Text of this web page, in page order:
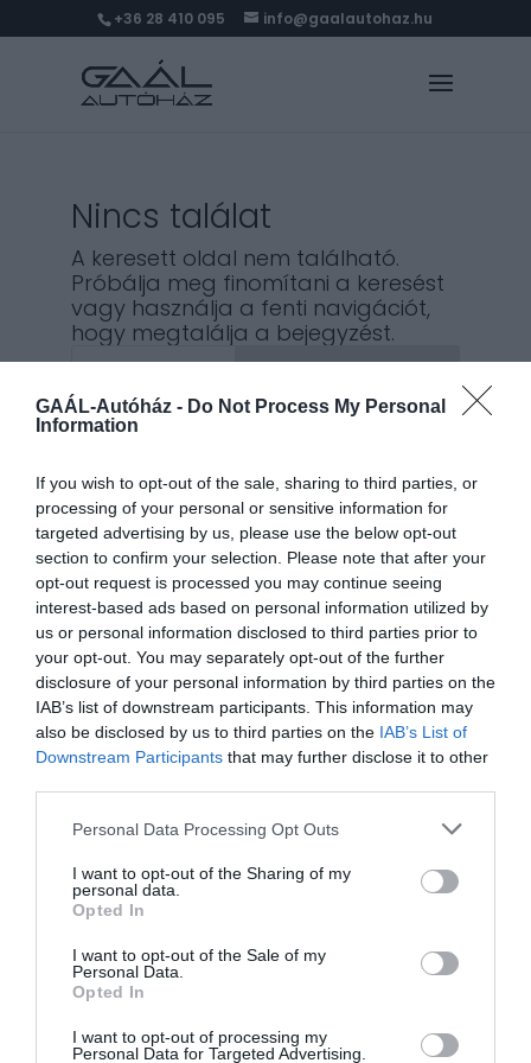
GAÁL-Autóház - Do Not Process My Personal
Information
If you wish to opt-out of the sale, sharing to third parties, or
processing of your personal or sensitive information for
targeted advertising by us, please use the below opt-out
section to confirm your selection. Please note that after your
opt-out request is processed you may continue seeing
interest-based ads based on personal information utilized by
us or personal information disclosed to third parties prior to
your opt-out. You may separately opt-out of the further
disclosure of your personal information by third parties on the
IAB’s list of downstream participants. This information may
also be disclosed by us to third parties on the IAB’s List of
Downstream Participants that may further disclose it to other
Personal Data Processing Opt Outs
I want to opt-out of the Sharing of my
personal data.
Opted In
I want to opt-out of the Sale of my
Personal Data.
Opted In
I want to opt-out of processing my
Personal Data for Targeted Advertising.
+36 28 410 095 info@gaalautohaz.hu
Nincs találat
A keresett oldal nem található.
Próbálja meg finomítani a keresést
vagy használja a fenti navigációt,
hogy megtalálja a bejegyzést.
Keresés
Legutóbbi bejegyzések
Legutóbbi hozzászólások
Nincs megjeleníthető bejegyzés.
Archívum
Nincs megjeleníthető archívum.
Kategóriák
Nincs kategória
GAÁL-Autóház Kft.
info@gaalautohaz.hu
2100 Gödöllő, Dózsa György út 67.